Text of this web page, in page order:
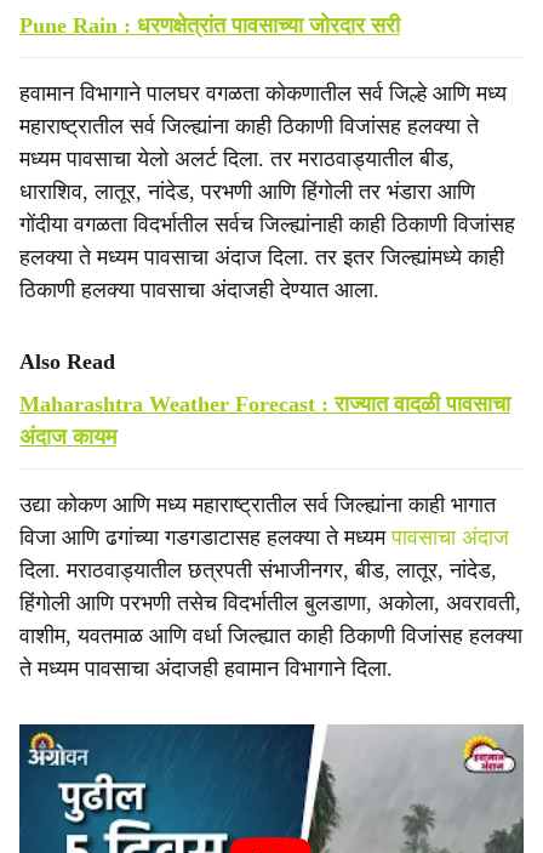
Pune Rain : धरणक्षेत्रांत पावसाच्या जोरदार सरी
हवामान विभागाने पालघर वगळता कोकणातील सर्व जिल्हे आणि मध्य
महाराष्ट्रातील सर्व जिल्ह्यांना काही ठिकाणी विजांसह हलक्या ते
मध्यम पावसाचा येलो अलर्ट दिला. तर मराठवाड्यातील बीड,
धाराशिव, लातूर, नांदेड, परभणी आणि हिंगोली तर भंडारा आणि
गोंदीया वगळता विदर्भातील सर्वच जिल्ह्यांनाही काही ठिकाणी विजांसह
हलक्या ते मध्यम पावसाचा अंदाज दिला. तर इतर जिल्ह्यांमध्ये काही
ठिकाणी हलक्या पावसाचा अंदाजही देण्यात आला.
Also Read
Maharashtra Weather Forecast : राज्यात वादळी पावसाचा
अंदाज कायम
उद्या कोकण आणि मध्य महाराष्ट्रातील सर्व जिल्ह्यांना काही भागात
विजा आणि ढगांच्या गडगडाटासह हलक्या ते मध्यमपावसाचा अंदाज
दिला. मराठवाड्यातील छत्रपती संभाजीनगर, बीड, लातूर, नांदेड,
हिंगोली आणि परभणी तसेच विदर्भातील बुलडाणा, अकोला, अवरावती,
वाशीम, यवतमाळ आणि वर्धा जिल्ह्यात काही ठिकाणी विजांसह हलक्या
ते मध्यम पावसाचा अंदाजही हवामान विभागाने दिला.